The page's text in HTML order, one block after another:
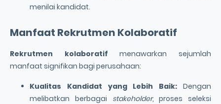
menilai kandidat.
Manfaat Rekrutmen Kolaboratif
Rekrutmen kolaboratif menawarkan sejumlah
manfaat signifikan bagi perusahaan:
Kualitas Kandidat yang Lebih Baik: Dengan
melibatkan berbagai stakeholder, proses seleksi